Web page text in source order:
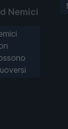
Nemici